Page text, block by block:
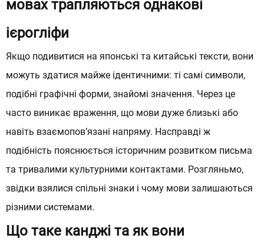
Магазин курсів з англійської мови
Магазин курсів з іспанської мови
Відгуки
Вчителі
Блог
Вакансії
мовах трапляються однакові
ієрогліфи
Якщо подивитися на японські та китайські тексти, вони
можуть здатися майже ідентичними: ті самі символи,
подібні графічні форми, знайомі значення. Через це
часто виникає враження, що мови дуже близькі або
навіть взаємопов’язані напряму. Насправді ж
подібність пояснюється історичним розвитком письма
та тривалими культурними контактами. Розгляньмо,
звідки взялися спільні знаки і чому мови залишаються
різними системами.
Що таке канджі та як вони